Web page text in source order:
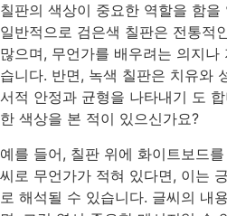
칠판의 색상이 중요한 역할을 함
일반적으로 검은색 칠판은 전통적
많으며, 무언가를 배우려는 의지
습니다. 반면, 녹색 칠판은 치유와
서적 안정과 균형을 나타내기 도
한 색상을 본 적이 있으신가요?
예를 들어, 칠판 위에 화이트보드
씨로 무언가가 적혀 있다면, 이는
로 해석될 수 있습니다. 글씨의 내